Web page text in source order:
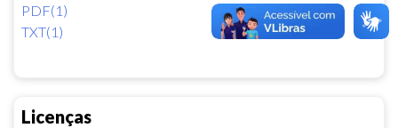
PDF(1)
TXT(1)
Licenças